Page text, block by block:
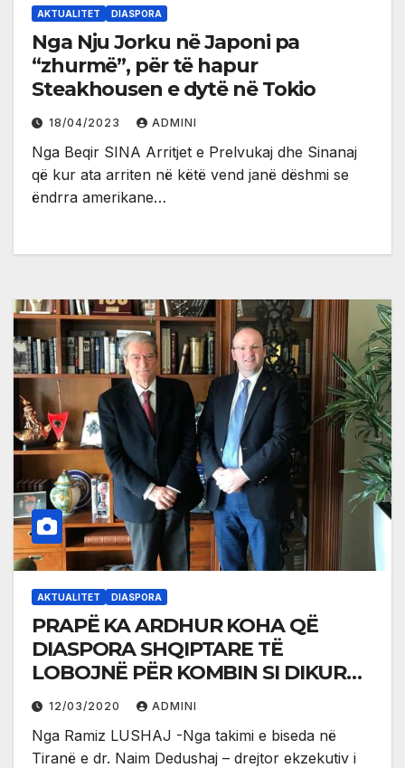
AKTUALITET DIASPORA
Nga Nju Jorku në Japoni pa
“zhurmë”, për të hapur
Steakhousen e dytë në Tokio
18/04/2023 ADMINI
Nga Beqir SINA Arritjet e Prelvukaj dhe Sinanaj
që kur ata arriten në këtë vend janë dëshmi se
ëndrra amerikane…
AKTUALITET DIASPORA
PRAPË KA ARDHUR KOHA QË
DIASPORA SHQIPTARE TË
LOBOJNË PËR KOMBIN SI DIKUR
NË VITET ‘90
12/03/2020 ADMINI
Nga Ramiz LUSHAJ -Nga takimi e biseda në
Tiranë e dr. Naim Dedushaj – drejtor ekzekutiv i